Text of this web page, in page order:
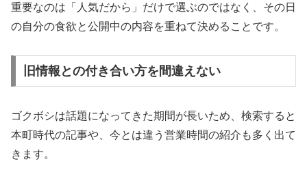
重要なのは「人気だから」だけで選ぶのではなく、その日
の自分の食欲と公開中の内容を重ねて決めることです。
旧情報との付き合い方を間違えない
ゴクボシは話題になってきた期間が長いため、検索すると
本町時代の記事や、今とは違う営業時間の紹介も多く出て
きます。